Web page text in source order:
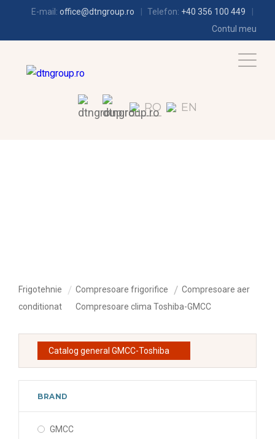
E-mail: office@dtngroup.ro Telefon: +40 356 100 449
Contul meu
RO EN
Frigotehnie Compresoare frigorifice
Compresoare aer
conditionat
Compresoare clima Toshiba-GMCC
Catalog general GMCC-Toshiba
BRAND
GMCC